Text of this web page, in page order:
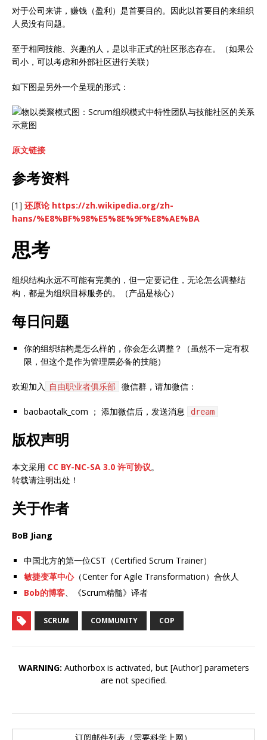
对于公司来讲，赚钱（盈利）是首要目的。因此以首要目的来组织
人员没有问题。
至于相同技能、兴趣的人，是以非正式的社区形态存在。（如果公
司小，可以考虑和外部社区进行关联）
如下图是另外一个呈现的形式：
原文链接
参考资料
[1] 还原论 https://zh.wikipedia.org/zh-
hans/%E8%BF%98%E5%8E%9F%E8%AE%BA
思考
组织结构永远不可能有完美的，但一定要记住，无论怎么调整结
构，都是为组织目标服务的。（产品是核心）
每日问题
你的组织结构是怎么样的，你会怎么调整？（虽然不一定有权
限，但这个是作为管理层必备的技能）
欢迎加入 自由职业者俱乐部 微信群，请加微信：
baobaotalk_com ； 添加微信后，发送消息 dream
版权声明
本文采用 CC BY-NC-SA 3.0 许可协议。
转载请注明出处！
关于作者
BoB Jiang
中国北方的第一位CST（Certified Scrum Trainer）
敏捷变革中心（Center for Agile Transformation）合伙人
Bob的博客、《Scrum精髓》译者
SCRUM COMMUNITY COP
WARNING: Authorbox is activated, but [Author] parameters
are not specified.
订阅邮件列表（需要科学上网）